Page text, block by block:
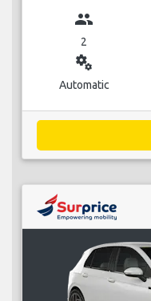
group
2
miscellaneous_services
Automatic